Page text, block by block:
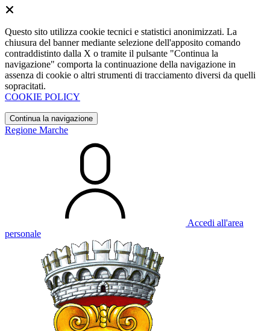
Questo sito utilizza cookie tecnici e statistici anonimizzati. La
chiusura del banner mediante selezione dell'apposito comando
contraddistinto dalla X o tramite il pulsante "Continua la
navigazione" comporta la continuazione della navigazione in
assenza di cookie o altri strumenti di tracciamento diversi da quelli
sopracitati.
COOKIE POLICY
Continua la navigazione
Regione Marche
Accedi all'area
personale